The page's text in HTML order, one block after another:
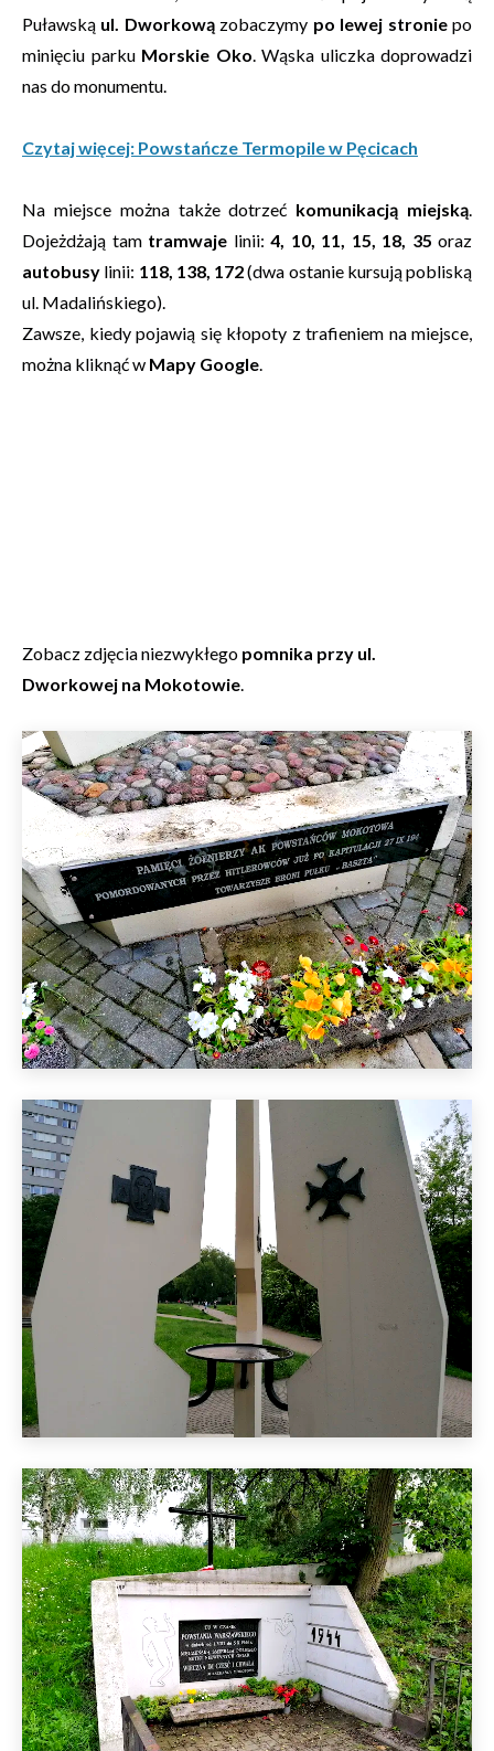
Puławską ul. Dworkowązobaczymy po lewej stroniepo
minięciu parku Morskie Oko. Wąska uliczka doprowadzi
nas do monumentu.
Czytaj więcej: Powstańcze Termopile w Pęcicach
Na miejsce można także dotrzeć komunikacją miejską.
Dojeżdżają tam tramwaje linii: 4, 10, 11, 15, 18, 35 oraz
autobusy linii: 118, 138, 172(dwa ostanie kursują pobliską
ul. Madalińskiego).
Zawsze, kiedy pojawią się kłopoty z trafieniem na miejsce,
można kliknąć w Mapy Google.
Zobacz zdjęcia niezwykłego pomnika przy ul.
Dworkowej na Mokotowie.